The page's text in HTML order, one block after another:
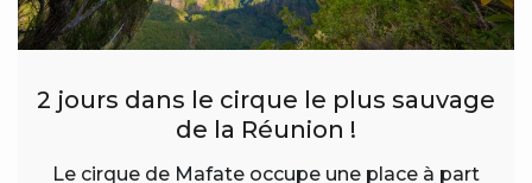
2 jours dans le cirque le plus sauvage
de la Réunion !
Le cirque de Mafate occupe une place à part